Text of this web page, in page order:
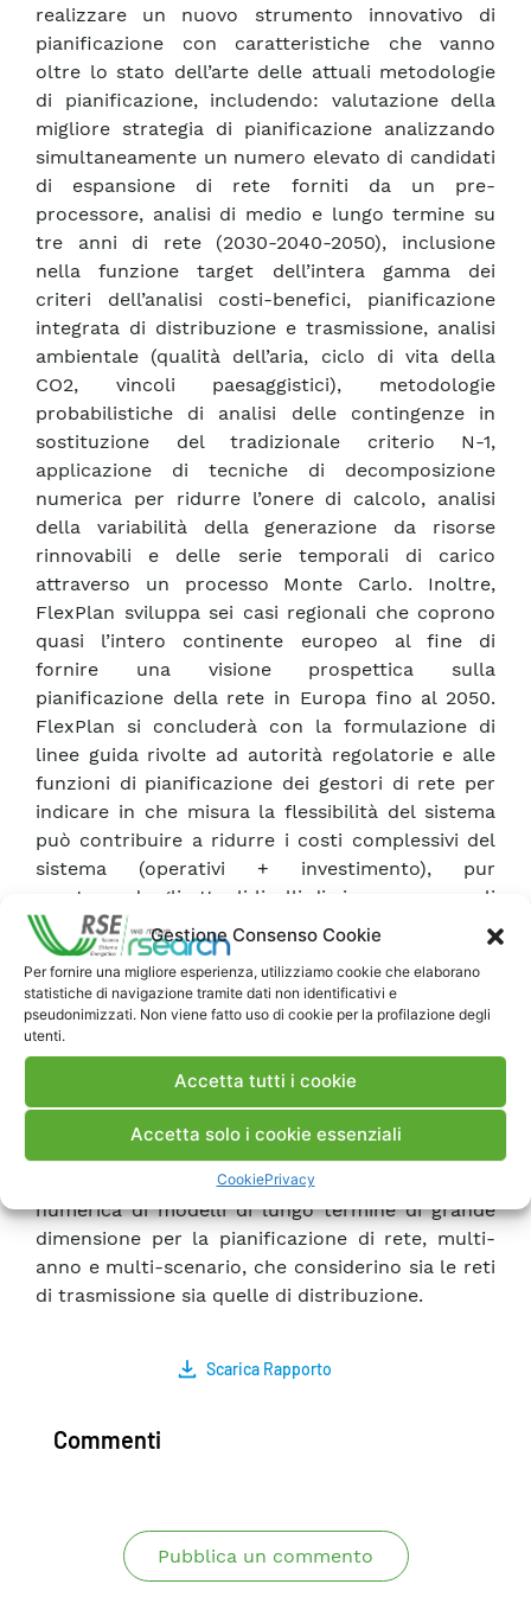
Gestione Consenso Cookie
Per fornire una migliore esperienza, utilizziamo cookie che elaborano
statistiche di navigazione tramite dati non identificativi e
pseudonimizzati. Non viene fatto uso di cookie per la profilazione degli
utenti.
Accetta tutti i cookie
Accetta solo i cookie essenziali
CookiePrivacy
realizzare un nuovo strumento innovativo di
pianificazione con caratteristiche che vanno
oltre lo stato dell’arte delle attuali metodologie
di pianificazione, includendo: valutazione della
migliore strategia di pianificazione analizzando
simultaneamente un numero elevato di candidati
di espansione di rete forniti da un pre-
processore, analisi di medio e lungo termine su
tre anni di rete (2030-2040-2050), inclusione
nella funzione target dell’intera gamma dei
criteri dell’analisi costi-benefici, pianificazione
integrata di distribuzione e trasmissione, analisi
ambientale (qualità dell’aria, ciclo di vita della
CO2, vincoli paesaggistici), metodologie
probabilistiche di analisi delle contingenze in
sostituzione del tradizionale criterio N-1,
applicazione di tecniche di decomposizione
numerica per ridurre l’onere di calcolo, analisi
della variabilità della generazione da risorse
rinnovabili e delle serie temporali di carico
attraverso un processo Monte Carlo. Inoltre,
FlexPlan sviluppa sei casi regionali che coprono
quasi l’intero continente europeo al fine di
fornire una visione prospettica sulla
pianificazione della rete in Europa fino al 2050.
FlexPlan si concluderà con la formulazione di
linee guida rivolte ad autorità regolatorie e alle
funzioni di pianificazione dei gestori di rete per
indicare in che misura la flessibilità del sistema
può contribuire a ridurre i costi complessivi del
sistema (operativi + investimento), pur
mantenendo gli attuali livelli di sicurezza, e quali
disposizioni normative potrebbero favorire tale
processo.
Il presente rapporto fornisce una sintesi delle
attività più significative sviluppate da RSE nel
2021:
• creazione del dataset per i 6 casi regionali, in
decomposizione atte a garantire la trattabilità
numerica di modelli di lungo termine di grande
dimensione per la pianificazione di rete, multi-
anno e multi-scenario, che considerino sia le reti
di trasmissione sia quelle di distribuzione.
Scarica Rapporto
Commenti
Pubblica un commento